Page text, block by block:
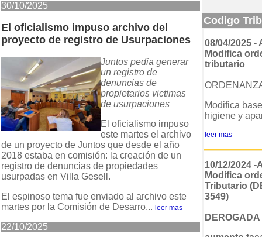
30/10/2025
El oficialismo impuso archivo del
proyecto de registro de Usurpaciones
Juntos pedia generar
un registro de
denuncias de
propietarios victimas
de usurpaciones
El oficialismo impuso
este martes el archivo
de un proyecto de Juntos que desde el año
2018 estaba en comisión: la creación de un
registro de denuncias de propiedades
usurpadas en Villa Gesell.
El espinoso tema fue enviado al archivo este
martes por la Comisión de Desarro... leer mas
22/10/2025
Codigo
08/04/2025 -
Modifica
tributario
Modifica
higiene y
leer mas
10/12/2024
Modifica
Tributario
3549)